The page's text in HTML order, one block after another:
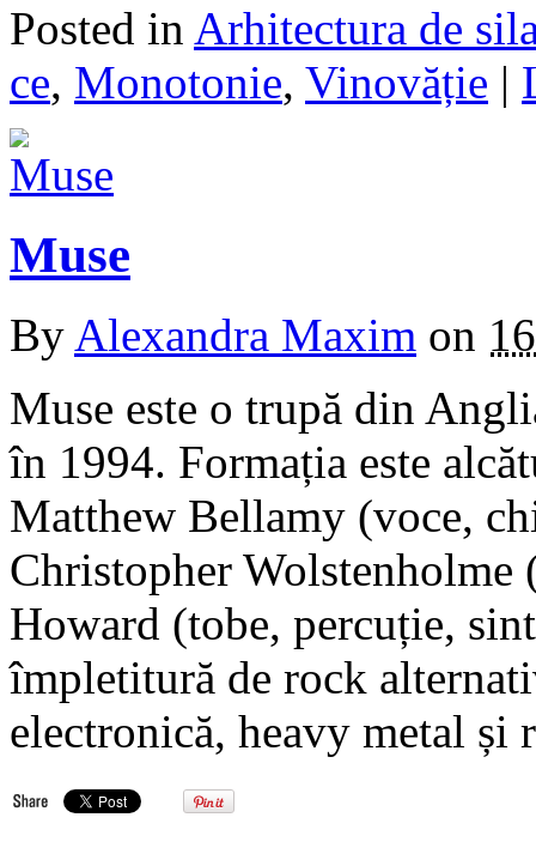
Posted in Arhitectura de
ce, Monotonie, Vinovăție |
Muse
By Alexandra Maxim on
Muse este o trupă din
în 1994. Formația este
Matthew Bellamy (voce,
Christopher Wolstenholme
Howard (tobe, percuție,
împletitură de rock
electronică, heavy metal